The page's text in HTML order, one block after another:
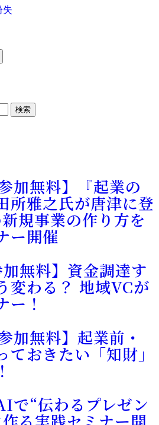
失
加無料】『起業の
所雅之氏が唐津に登
規事業の作り方を
ー開催
加無料】資金調達す
変わる？ 地域VCが
ー！
加無料】起業前・
おきたい「知財」
で“伝わるプレゼン
る実践セミナー開